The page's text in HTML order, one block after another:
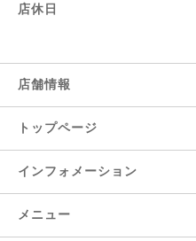
店休日
店舗情報
トップページ
インフォメーション
メニュー